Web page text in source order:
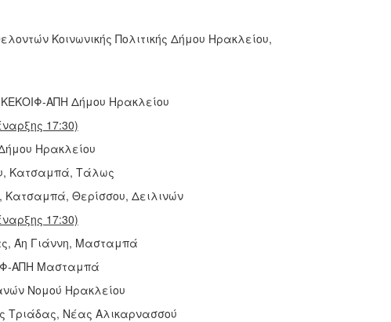
Κοινωνικής Πολιτικής Δήμου Ηρακλείου,
ΚΕΚΟΙΦ-ΑΠΗ Δήμου Ηρακλείου
17:30)
Ηρακλείου
Κατσαμπά, Τάλως
Κατσαμπά, Θερίσσου, Δειλινών
17:30)
Άη Γιάννη, Μασταμπά
ΑΠΗ Μασταμπά
Νομού Ηρακλείου
Τριάδας, Νέας Αλικαρνασσού